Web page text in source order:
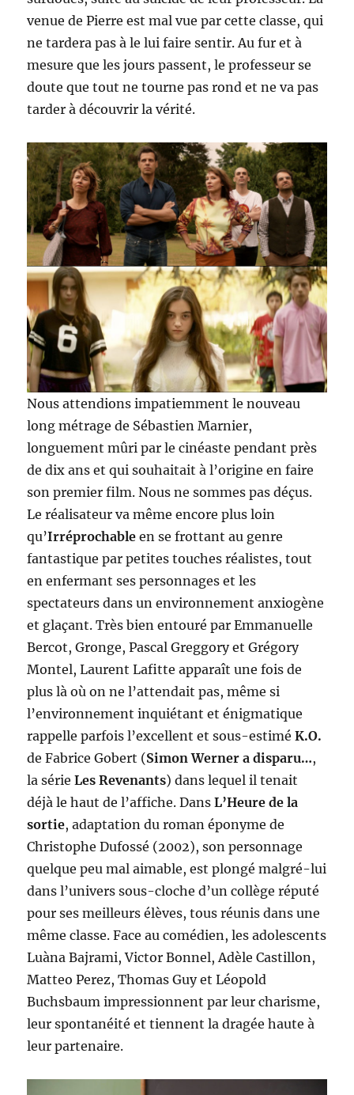
venue de Pierre est mal vue par cette classe, qui
ne tardera pas à le lui faire sentir. Au fur et à
mesure que les jours passent, le professeur se
doute que tout ne tourne pas rond et ne va pas
tarder à découvrir la vérité.
Nous attendions impatiemment le nouveau
long métrage de Sébastien Marnier,
longuement mûri par le cinéaste pendant près
de dix ans et qui souhaitait à l’origine en faire
son premier film. Nous ne sommes pas déçus.
Le réalisateur va même encore plus loin
qu’Irréprochable en se frottant au genre
fantastique par petites touches réalistes, tout
en enfermant ses personnages et les
spectateurs dans un environnement anxiogène
et glaçant. Très bien entouré par Emmanuelle
Bercot, Gronge, Pascal Greggory et Grégory
Montel, Laurent Lafitte apparaît une fois de
plus là où on ne l’attendait pas, même si
l’environnement inquiétant et énigmatique
rappelle parfois l’excellent et sous-estiméK.O.
de Fabrice Gobert (Simon Werner a disparu…,
la sérieLes Revenants) dans lequel il tenait
déjà le haut de l’affiche. Dans L’Heure de la
sortie, adaptation du roman éponyme de
Christophe Dufossé (2002), son personnage
quelque peu mal aimable, est plongé malgré-lui
dans l’univers sous-cloche d’un collège réputé
pour ses meilleurs élèves, tous réunis dans une
même classe. Face au comédien, les adolescents
Luàna Bajrami, Victor Bonnel, Adèle Castillon,
Matteo Perez, Thomas Guy et Léopold
Buchsbaum impressionnent par leur charisme,
leur spontanéité et tiennent la dragée haute à
leur partenaire.